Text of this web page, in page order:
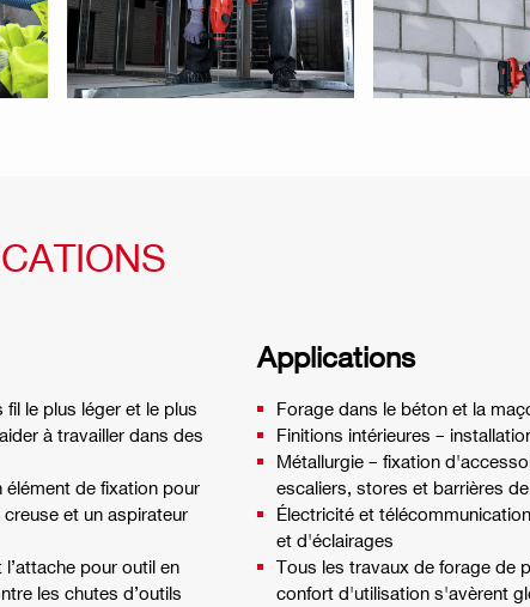
le plus léger et le plus
à travailler dans des
de fixation pour
et un aspirateur
pour outil en
les chutes d’outils
Applications
Forage dans le béton et la
Finitions intérieures –
Métallurgie – fixation
escaliers, stores et barrières
Électricité et
et d'éclairages
Tous les travaux de forage de
confort d'utilisation s'avèrent